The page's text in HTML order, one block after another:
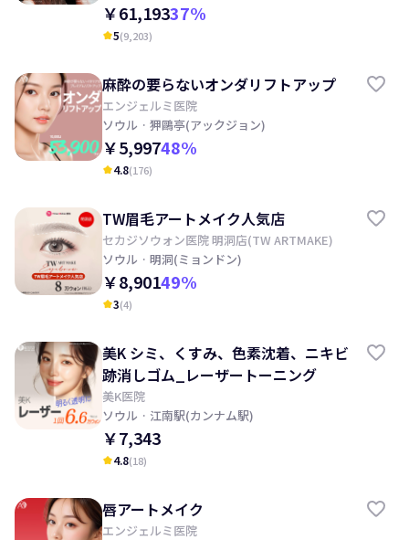
￥61,19337%
kid_star5(9,203)
麻酔の要らないオンダリフトアップ
エンジェルミ医院
ソウル · 狎鷗亭(アックジョン)
￥5,99748%
kid_star4.8(176)
TW眉毛アートメイク人気店
セカジソウォン医院 明洞店(TW ARTMAKE)
ソウル · 明洞(ミョンドン)
￥8,90149%
kid_star3(4)
美K シミ、くすみ、色素沈着、ニキビ
跡消しゴム_レーザートーニング
美K医院
ソウル · 江南駅(カンナム駅)
￥7,343
kid_star4.8(18)
唇アートメイク
エンジェルミ医院